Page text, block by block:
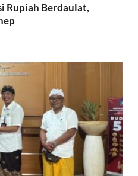
Rupiah Berdaulat,